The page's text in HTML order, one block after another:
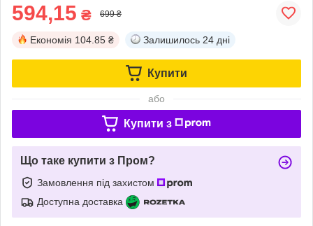
594,15 ₴ 699 ₴
Економія 104.85 ₴ Залишилось 24 дні
Купити
або
Купити з
Що таке купити з Пром?
Замовлення під захистом
Доступна доставка